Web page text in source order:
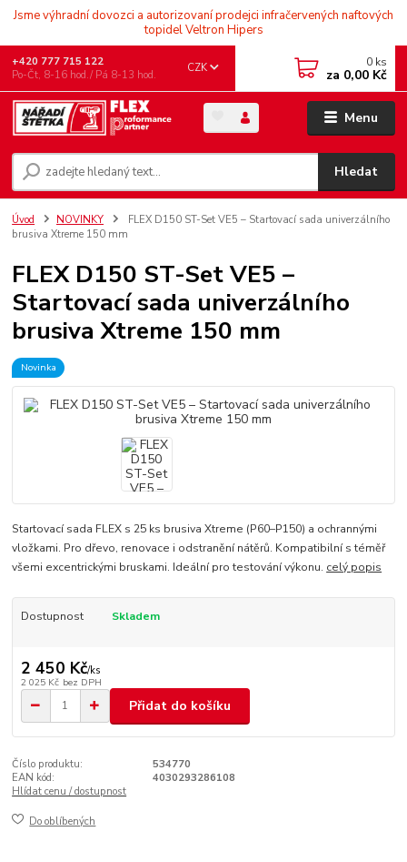
Jsme výhradní dovozci a autorizovaní prodejci infračervených naftových
topidel Veltron Hipers
Menu
CZK
Hledat
+420 777 715 122
Po-Čt, 8-16 hod./ Pá 8-13 hod.
0 ks
za 0,00 Kč
Úvod NOVINKY
FLEX D150 ST-Set VE5 – Startovací sada univerzálního
brusiva Xtreme 150 mm
FLEX D150 ST-Set VE5 –
Startovací sada univerzálního
brusiva Xtreme 150 mm
Novinka
Startovací sada FLEX s 25 ks brusiva Xtreme (P60–P150) a ochrannými
vložkami. Pro dřevo, renovace i odstranění nátěrů. Kompatibilní s téměř
všemi excentrickými bruskami. Ideální pro testování výkonu. celý popis
Dostupnost Skladem
2 450 Kč/ks
2 025 Kč bez DPH
Přidat do košíku
Číslo produktu:
534770
EAN kód:
4030293286108
Hlídat cenu / dostupnost
Do oblíbených